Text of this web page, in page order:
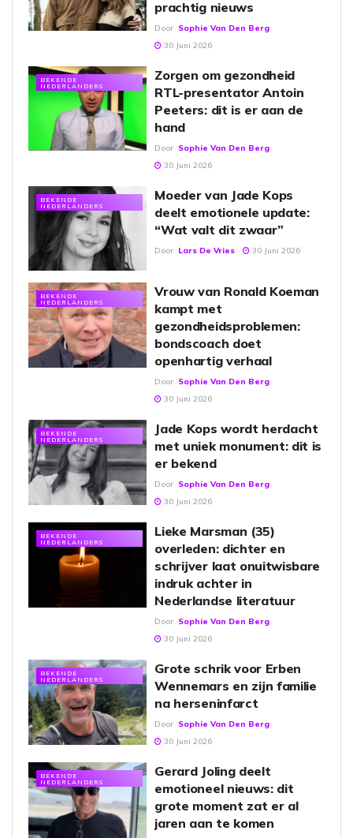
prachtig nieuws
Door Sophie Van Den Berg
30 Juni 2026
BEKENDE
NEDERLANDERS
Zorgen om gezondheid
RTL-presentator Antoin
Peeters: dit is er aan de
hand
Door Sophie Van Den Berg
30 Juni 2026
BEKENDE
NEDERLANDERS
Moeder van Jade Kops
deelt emotionele update:
“Wat valt dit zwaar”
Door Lars De Vries 30 Juni 2026
BEKENDE
NEDERLANDERS
Vrouw van Ronald Koeman
kampt met
gezondheidsproblemen:
bondscoach doet
openhartig verhaal
Door Sophie Van Den Berg
30 Juni 2026
BEKENDE
NEDERLANDERS
Jade Kops wordt herdacht
met uniek monument: dit is
er bekend
Door Sophie Van Den Berg
30 Juni 2026
BEKENDE
NEDERLANDERS
Lieke Marsman (35)
overleden: dichter en
schrijver laat onuitwisbare
indruk achter in
Nederlandse literatuur
Door Sophie Van Den Berg
30 Juni 2026
BEKENDE
NEDERLANDERS
Grote schrik voor Erben
Wennemars en zijn familie
na herseninfarct
Door Sophie Van Den Berg
30 Juni 2026
BEKENDE
NEDERLANDERS
Gerard Joling deelt
emotioneel nieuws: dit
grote moment zat er al
jaren aan te komen